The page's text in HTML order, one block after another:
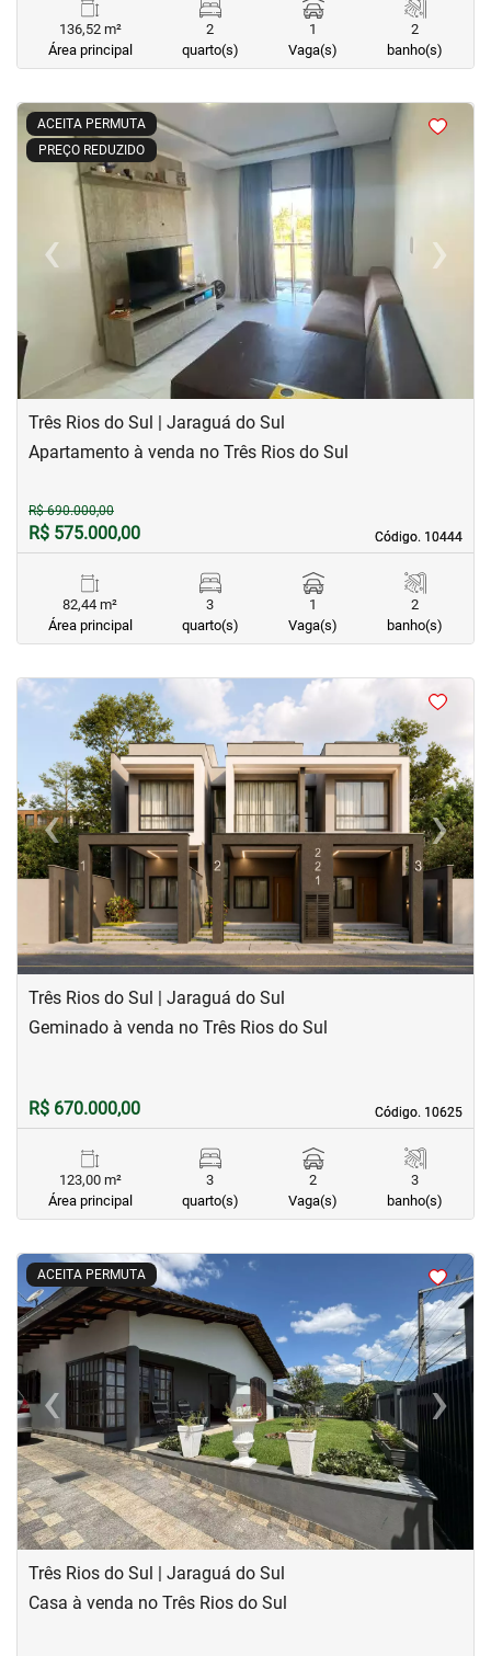
136,52 m²
Área principal
2
quarto(s)
1
Vaga(s)
2
banho(s)
ACEITA PERMUTA
PREÇO REDUZIDO
<<<<
‹Previous ›Next
Três Rios do Sul | Jaraguá do Sul
Código. 10444
Código. 10444
Apartamento à venda no Três Rios do Sul
R$ 690.000,00
R$ 575.000,00
82,44 m²
Área principal
3
quarto(s)
1
Vaga(s)
2
banho(s)
<<<
‹Previous ›Next
Três Rios do Sul | Jaraguá do Sul
Código. 10625
Código. 10625
Geminado à venda no Três Rios do Sul
R$ 670.000,00
123,00 m²
Área principal
3
quarto(s)
2
Vaga(s)
3
banho(s)
ACEITA PERMUTA
< <<<
‹
Previous ›Next
Três Rios do Sul | Jaraguá do Sul
Casa à venda no Três Rios do Sul